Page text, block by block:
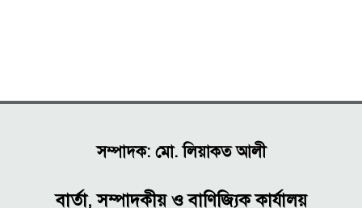
সম্পাদক: মো. লিয়াকত আলী
বার্তা, সম্পাদকীয় ও বাণিজ্যিক কার্যালয়